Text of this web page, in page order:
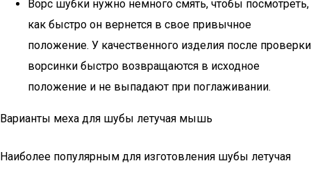
Ворс шубки нужно немного смять, чтобы посмотреть,
как быстро он вернется в свое привычное
положение. У качественного изделия после проверки
ворсинки быстро возвращаются в исходное
положение и не выпадают при поглаживании.
Варианты меха для шубы летучая мышь
Наиболее популярным для изготовления шубы летучая